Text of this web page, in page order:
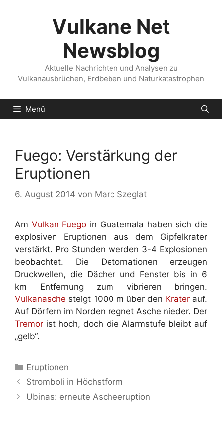
Vulkane Net
Newsblog
Aktuelle Nachrichten und Analysen zu
Vulkanausbrüchen, Erdbeben und Naturkatastrophen
Menü
Fuego: Verstärkung der
Eruptionen
6. August 2014 von Marc Szeglat
Am Vulkan Fuego in Guatemala haben sich die
explosiven Eruptionen aus dem Gipfelkrater
verstärkt. Pro Stunden werden 3-4 Explosionen
beobachtet. Die Detornationen erzeugen
Druckwellen, die Dächer und Fenster bis in 6
km Entfernung zum vibrieren bringen.
Vulkanasche steigt 1000 m über den Kraterauf.
Auf Dörfern im Norden regnet Asche nieder. Der
Tremor ist hoch, doch die Alarmstufe bleibt auf
„gelb“.
Kategorien
Eruptionen
Stromboli in Höchstform
Ubinas: erneute Ascheeruption